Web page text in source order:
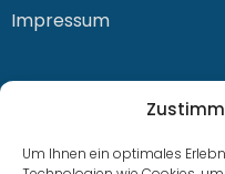
Um Ihnen ein optimales
Impressum